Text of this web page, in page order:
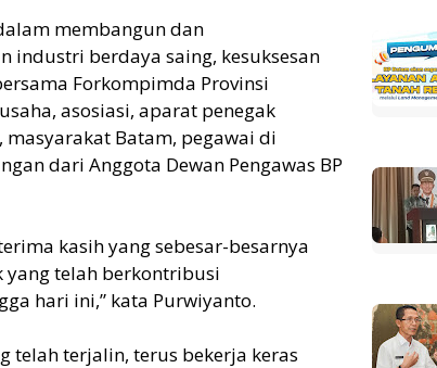
membangun dan
industri berdaya saing, kesuksesan
Forkompimda Provinsi
asosiasi, aparat penegak
Batam, pegawai di
dari Anggota Dewan Pengawas BP
kasih yang sebesar-besarnya
yang telah berkontribusi
hari ini,” kata Purwiyanto.
telah terjalin, terus bekerja keras